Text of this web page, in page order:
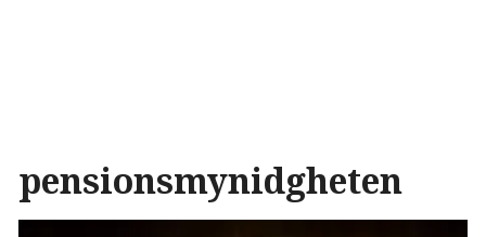
pensionsmynidgheten